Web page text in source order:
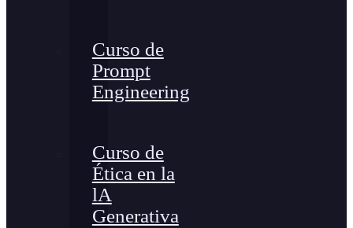
Curso de
Prompt
Engineering
Curso de
Ética en la
lA
Generativa